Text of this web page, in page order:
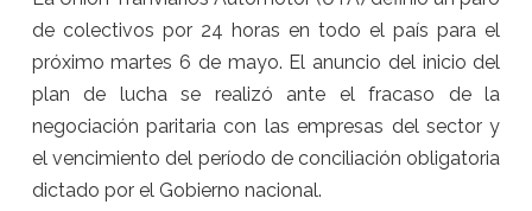
de colectivos por 24 horas en todo el país para el
próximo martes 6 de mayo. El anuncio del inicio del
plan de lucha se realizó ante el fracaso de la
negociación paritaria con las empresas del sector y
el vencimiento del período de conciliación obligatoria
dictado por el Gobierno nacional.